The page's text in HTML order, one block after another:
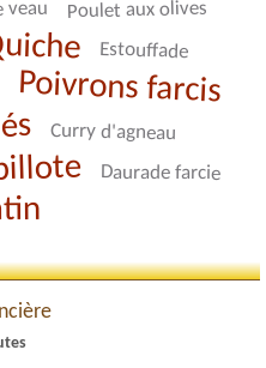
veau Poulet aux olives
Estouffade
Poivrons farcis
Curry d'agneau
Daurade farcie